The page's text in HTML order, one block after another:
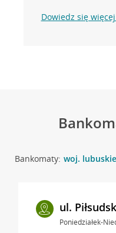
Dowiedz się
Bankomaty: woj. lubuskie
ul.
Poniedziałek-